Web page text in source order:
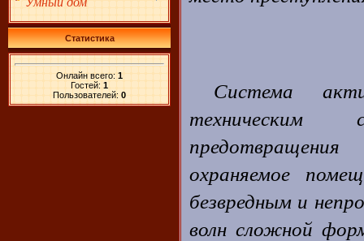
Статистика
Онлайн всего: 1
Гостей: 1
Пользователей: 0
Система
техническим
предотвращения
охраняемое
безвредным и
волн сложной